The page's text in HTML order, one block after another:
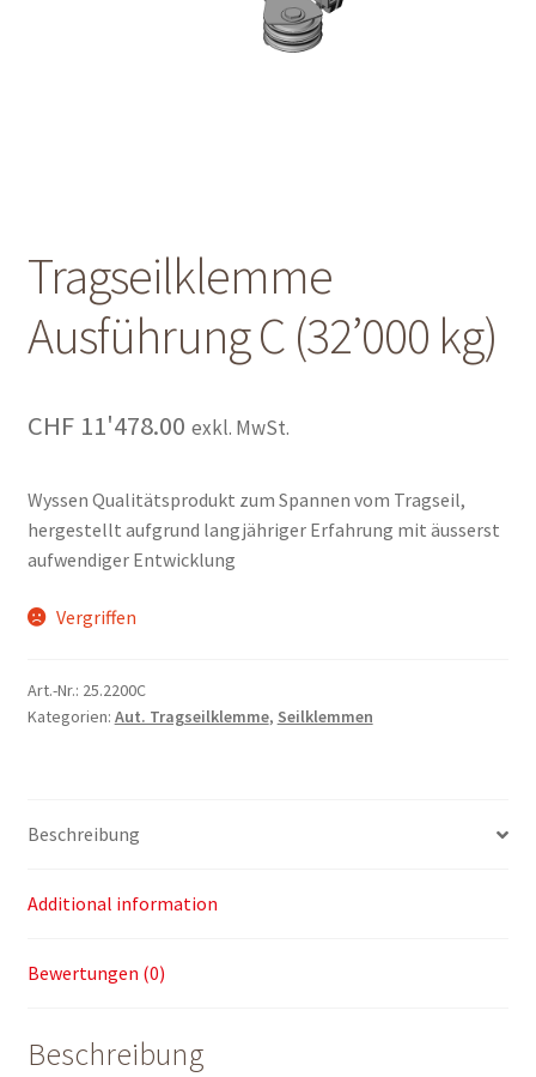
Warenkorb
Tragseilklemme
Ausführung C (32’000 kg)
CHF11'478.00 exkl. MwSt.
Wyssen Qualitätsprodukt zum Spannen vom Tragseil,
hergestellt aufgrund langjähriger Erfahrung mit äusserst
aufwendiger Entwicklung
Vergriffen
Art.-Nr.: 25.2200C
Kategorien: Aut. Tragseilklemme, Seilklemmen
Beschreibung
Additional information
Bewertungen (0)
Beschreibung